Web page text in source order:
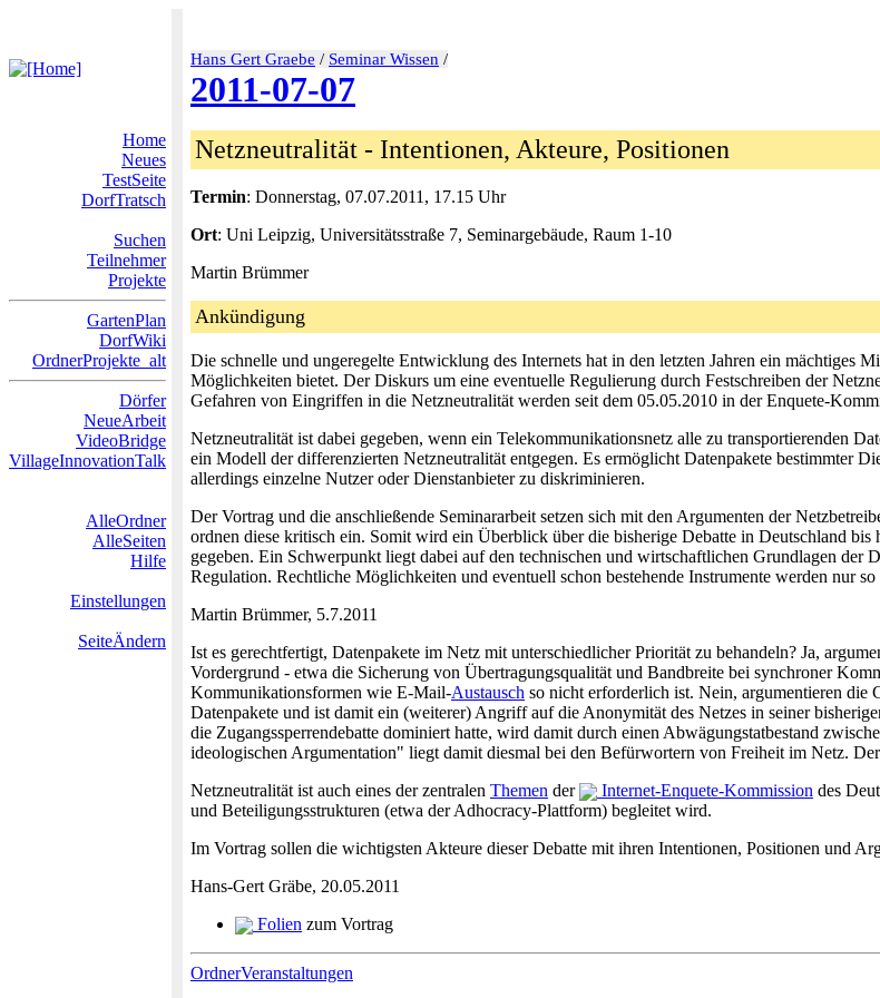
Hans Gert Graebe / Seminar Wissen /
2011-07-07
Home
Neues
TestSeite
DorfTratsch
Suchen
Teilnehmer
Projekte
GartenPlan
DorfWiki
OrdnerProjekte_alt
Dörfer
NeueArbeit
VideoBridge
VillageInnovationTalk
AlleOrdner
AlleSeiten
Hilfe
Einstellungen
SeiteÄndern
Netzneutralität - Intentionen, Akteure, Positionen
Termin: Donnerstag, 07.07.2011, 17.15 Uhr
Ort: Uni Leipzig, Universitätsstraße 7, Seminargebäude, Raum 1-10
Martin Brümmer
Ankündigung
Die schnelle und ungeregelte Entwicklung des Internets hat in den letzten Jahren ein mächtiges
Möglichkeiten bietet. Der Diskurs um eine eventuelle Regulierung durch Festschreiben der
Gefahren von Eingriffen in die Netzneutralität werden seit dem 05.05.2010 in der Enquete-
Netzneutralität ist dabei gegeben, wenn ein Telekommunikationsnetz alle zu transportierenden
ein Modell der differenzierten Netzneutralität entgegen. Es ermöglicht Datenpakete bestimmter
allerdings einzelne Nutzer oder Dienstanbieter zu diskriminieren.
Der Vortrag und die anschließende Seminararbeit setzen sich mit den Argumenten der
ordnen diese kritisch ein. Somit wird ein Überblick über die bisherige Debatte in Deutschland
gegeben. Ein Schwerpunkt liegt dabei auf den technischen und wirtschaftlichen Grundlagen
Regulation. Rechtliche Möglichkeiten und eventuell schon bestehende Instrumente werden nur
Martin Brümmer, 5.7.2011
Ist es gerechtfertigt, Datenpakete im Netz mit unterschiedlicher Priorität zu behandeln? Ja,
Vordergrund - etwa die Sicherung von Übertragungsqualität und Bandbreite bei synchroner
Kommunikationsformen wie E-Mail-Austausch so nicht erforderlich ist. Nein, argumentieren die
Datenpakete und ist damit ein (weiterer) Angriff auf die Anonymität des Netzes in seiner
die Zugangssperrendebatte dominiert hatte, wird damit durch einen Abwägungstatbestand
ideologischen Argumentation" liegt damit diesmal bei den Befürwortern von Freiheit im Netz.
Netzneutralität ist auch eines der zentralen Themen der Internet-Enquete-Kommission des
und Beteiligungsstrukturen (etwa der Adhocracy-Plattform) begleitet wird.
Im Vortrag sollen die wichtigsten Akteure dieser Debatte mit ihren Intentionen, Positionen und
Hans-Gert Gräbe, 20.05.2011
Folien zum Vortrag
OrdnerVeranstaltungen